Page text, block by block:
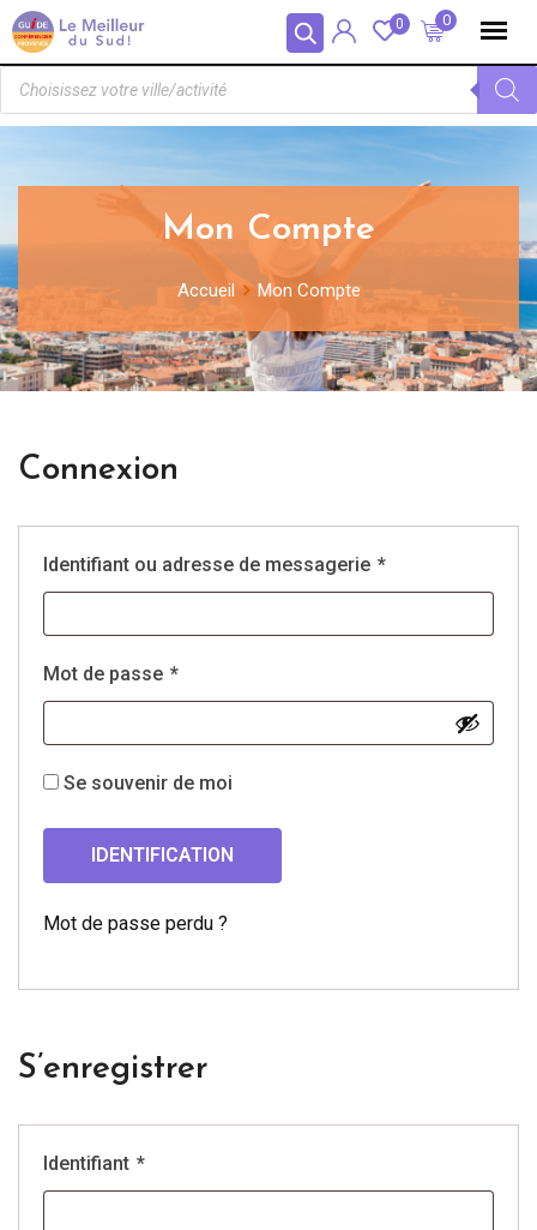
Panneau de gestion des cookies 0
0
Mon Compte
Accueil Mon Compte
Connexion
Identifiant ou adresse de messagerie *
Mot de passe *
Se souvenir de moi
IDENTIFICATION
Mot de passe perdu ?
S’enregistrer
Identifiant *